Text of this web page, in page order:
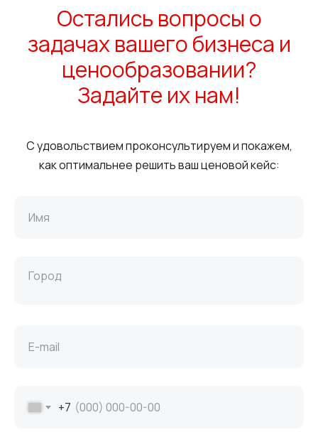
Остались вопросы о
задачах вашего бизнеса и
ценообразовании?
Задайте их нам!
С удовольствием проконсультируем и покажем,
как оптимальнее решить ваш ценовой кейс:
+7